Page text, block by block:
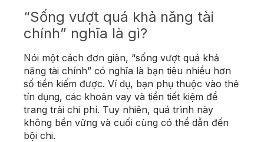
“Sống vượt quá khả năng tài
chính” nghĩa là gì?
Nói một cách đơn giản, “sống vượt quá khả
năng tài chính” có nghĩa là bạn tiêu nhiều hơn
số tiền kiếm được. Ví dụ, bạn phụ thuộc vào thẻ
tín dụng, các khoản vay và tiền tiết kiệm để
trang trải chi phí. Tuy nhiên, quá trình này
không bền vững và cuối cùng có thể dẫn đến
bội chi.